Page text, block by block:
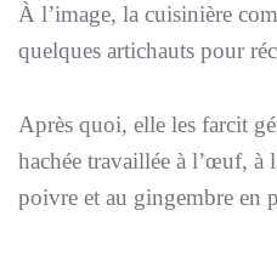
À l’image, la cuisinière
quelques artichauts pour
Après quoi, elle les farcit
hachée travaillée à l’œuf, à
poivre et au gingembre en